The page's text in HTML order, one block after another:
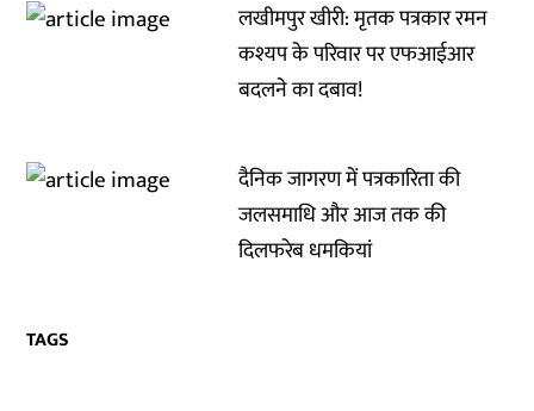
लखीमपुर खीरी: मृतक पत्रकार रमन
कश्यप के परिवार पर एफआईआर
बदलने का दबाव!
दैनिक जागरण में पत्रकारिता की
जलसमाधि और आज तक की
दिलफरेब धमकियां
TAGS